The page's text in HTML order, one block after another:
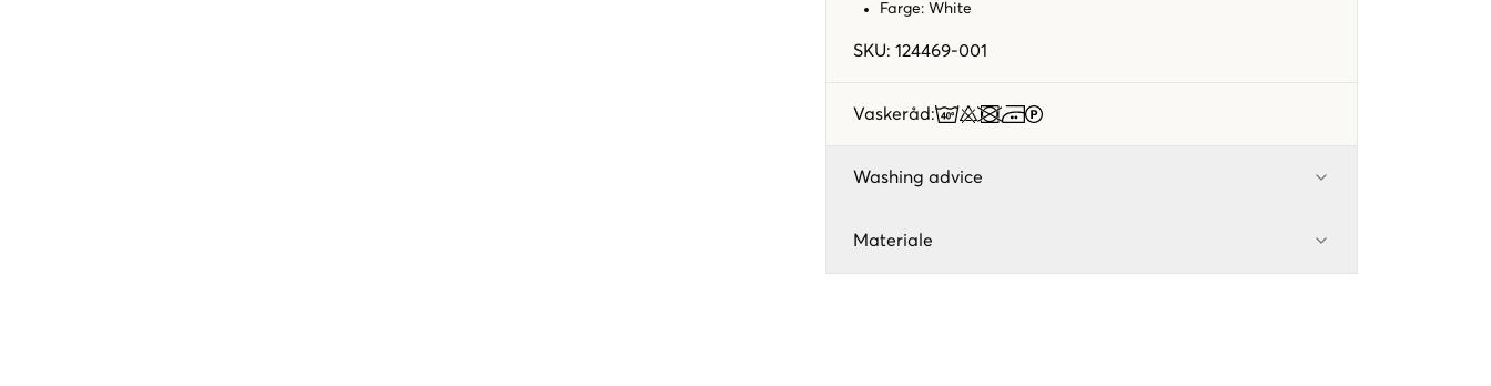
Farge: White
SKU: 124469-001
Vaskeråd:
Washing advice
Materiale